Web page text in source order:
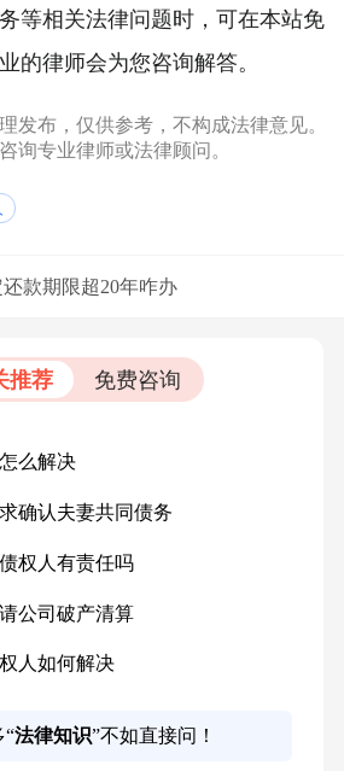
等相关法律问题时，可在本站免
的律师会为您咨询解答。
发布，仅供参考，不构成法律意见。
询专业律师或法律顾问。
款期限超20年咋办
推荐 免费咨询
么解决
确认夫妻共同债务
权人有责任吗
公司破产清算
人如何解决
“法律知识”不如直接问！